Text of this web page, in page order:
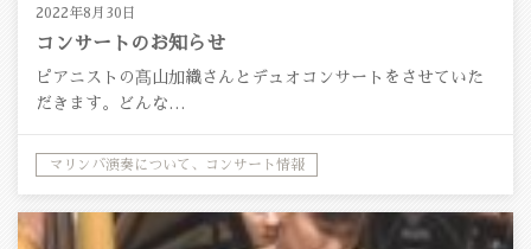
2022年8月30日
コンサートのお知らせ
ピアニストの髙山加織さんとデュオコンサートをさせていた
だきます。どんな…
マリンバ演奏について、コンサート情報